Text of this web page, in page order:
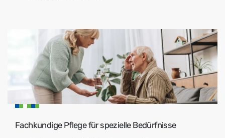
Fachkundige Pflege für spezielle Bedürfnisse